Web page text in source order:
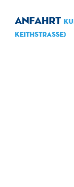
Anfahrt
Keithstraße)